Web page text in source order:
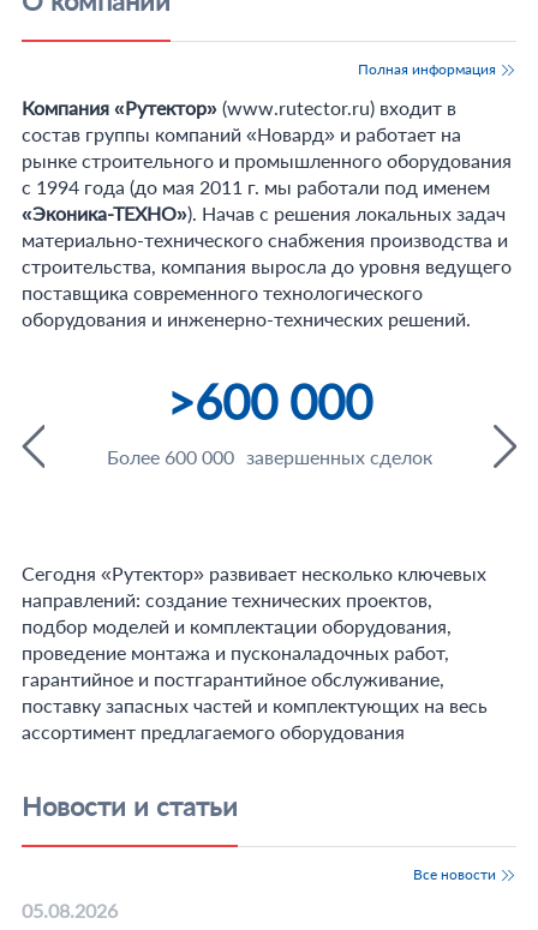
Полная информация
Компания «Рутектор» (www.rutector.ru) входит в
состав группы компаний «Новард» и работает на
рынке строительного и промышленного оборудования
с 1994 года (до мая 2011 г. мы работали под именем
«Эконика-ТЕХНО»). Начав с решения локальных задач
материально-технического снабжения производства и
строительства, компания выросла до уровня ведущего
поставщика современного технологического
оборудования и инженерно-технических решений.
>600 000
Более 600 000 завершенных сделок
Сегодня «Рутектор» развивает несколько ключевых
направлений: создание технических проектов,
подбор моделей и комплектации оборудования,
проведение монтажа и пусконаладочных работ,
гарантийное и постгарантийное обслуживание,
поставку запасных частей и комплектующих на весь
ассортимент предлагаемого оборудования
Новости и статьи
Все новости
05.08.2026